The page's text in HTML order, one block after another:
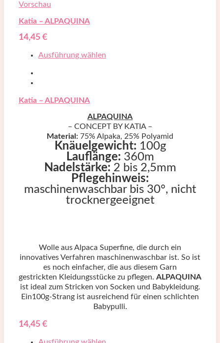
Vorschau
Katia – ALPAQUINA
14,45 €
Ausführung wählen
Katia – ALPAQUINA
ALPAQUINA
– CONCEPT BY KATIA –
Material: 75% Alpaka, 25% Polyamid
Knäuelgewicht: 100g
Lauflänge: 360m
Nadelstärke: 2 bis 2,5mm
Pflegehinweis:
maschinenwaschbar bis 30°, nicht
trocknergeeignet
Wolle aus Alpaca Superfine, die durch ein
innovatives Verfahren maschinenwaschbar ist. So ist
es noch einfacher, die aus diesem Garn
gestrickten Kleidungsstücke zu pflegen. ALPAQUINA
ist ideal zum Stricken von Socken und Babykleidung.
Ein100g-Strang ist ausreichend für einen schlichten
Babypulli.
14,45 €